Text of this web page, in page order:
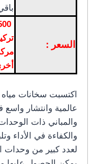
السعر :
اكتسبت سخانات مياه
عالمية وانتشار واسع
والمباني ذات
والكفاءة في الأداء
لعدد كبير من وحدات